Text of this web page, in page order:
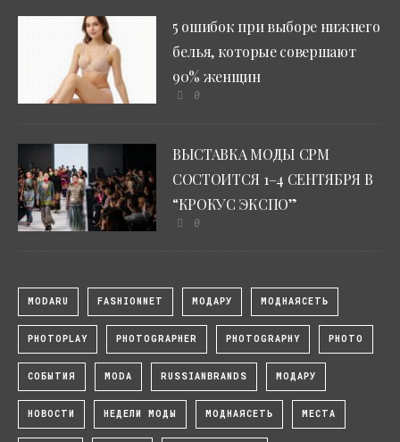
5 ошибок при выборе нижнего
белья, которые совершают
90% женщин
0
ВЫСТАВКА МОДЫ CPM
СОСТОИТСЯ 1–4 СЕНТЯБРЯ В
“КРОКУС ЭКСПО”
0
MODARU FASHIONNET МОДАРУ МОДНАЯСЕТЬ
PHOTOPLAY PHOTOGRAPHER PHOTOGRAPHY PHOTO
СОБЫТИЯ MODA RUSSIANBRANDS МОДАРУ
НОВОСТИ НЕДЕЛИ МОДЫ МОДНАЯСЕТЬ МЕСТА